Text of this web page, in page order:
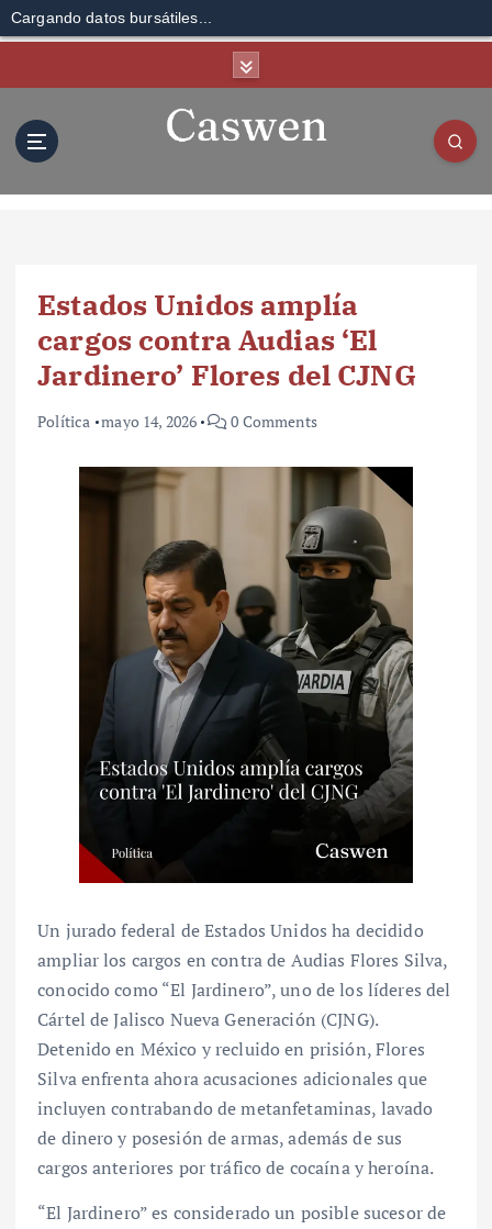
Cargando datos bursátiles...
Estados Unidos amplía
cargos contra Audias ‘El
Jardinero’ Flores del CJNG
Política mayo 14, 2026 0 Comments
Un jurado federal de Estados Unidos ha decidido
ampliar los cargos en contra de Audias Flores Silva,
conocido como “El Jardinero”, uno de los líderes del
Cártel de Jalisco Nueva Generación (CJNG).
Detenido en México y recluido en prisión, Flores
Silva enfrenta ahora acusaciones adicionales que
incluyen contrabando de metanfetaminas, lavado
de dinero y posesión de armas, además de sus
cargos anteriores por tráfico de cocaína y heroína.
“El Jardinero” es considerado un posible sucesor de